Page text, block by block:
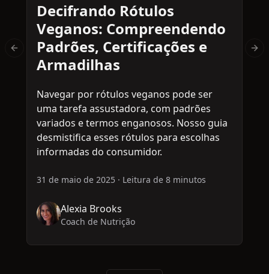
Decifrando Rótulos
Veganos: Compreendendo
Padrões, Certificações e
Armadilhas
Navegar por rótulos veganos pode ser
uma tarefa assustadora, com padrões
variados e termos enganosos. Nosso guia
desmistifica esses rótulos para escolhas
informadas do consumidor.
31 de maio de 2025 · Leitura de 8 minutos
Alexia Brooks
Coach de Nutrição
Previous slide